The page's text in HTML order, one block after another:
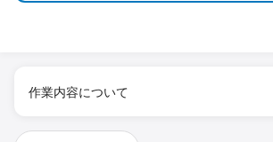
作業内容について